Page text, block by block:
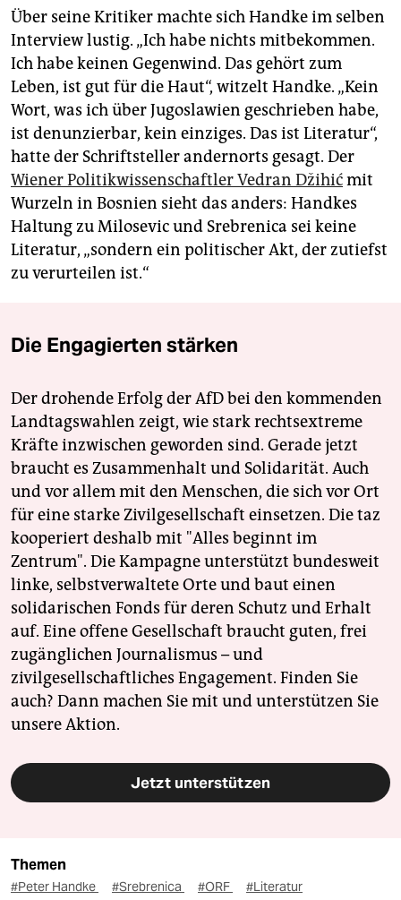
Über seine Kritiker machte sich Handke im selben
Interview lustig. „Ich habe nichts mitbekommen.
Ich habe keinen Gegenwind. Das gehört zum
Leben, ist gut für die Haut“, witzelt Handke. „Kein
Wort, was ich über Jugoslawien geschrieben habe,
ist denunzierbar, kein einziges. Das ist Literatur“,
hatte der Schriftsteller andernorts gesagt. Der
Wiener Politikwissenschaftler Vedran Džihićmit
Wurzeln in Bosnien sieht das anders: Handkes
Haltung zu Milosevic und Srebrenica sei keine
Literatur, „sondern ein politischer Akt, der zutiefst
zu verurteilen ist.“
Die Engagierten stärken
Der drohende Erfolg der AfD bei den kommenden
Landtagswahlen zeigt, wie stark rechtsextreme
Kräfte inzwischen geworden sind. Gerade jetzt
braucht es Zusammenhalt und Solidarität. Auch
und vor allem mit den Menschen, die sich vor Ort
für eine starke Zivilgesellschaft einsetzen. Die taz
kooperiert deshalb mit "Alles beginnt im
Zentrum". Die Kampagne unterstützt bundesweit
linke, selbstverwaltete Orte und baut einen
solidarischen Fonds für deren Schutz und Erhalt
auf. Eine offene Gesellschaft braucht guten, frei
zugänglichen Journalismus – und
zivilgesellschaftliches Engagement. Finden Sie
auch? Dann machen Sie mit und unterstützen Sie
unsere Aktion.
Jetzt unterstützen
Themen
#Peter Handke #Srebrenica #ORF
#Literatur